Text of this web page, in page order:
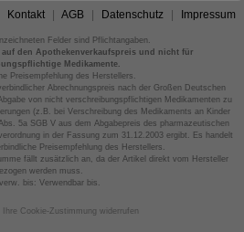
Kontakt AGB Datenschutz Impressum
Felder sind Pflichtangaben.
den Apothekenverkaufspreis und nicht für
Medikamente.
Preisempfehlung des Herstellers.
Abrechnungspreis nach der Großen Deutschen
von nicht verschreibungspflichtigen Medikamenten zu
(z.B. bei Verschreibung des Medikaments an Kinder
5a SGB V aus dem Abgabepreis des pharmazeutischen
in der Fassung zum 31.12.2003 ergibt. Es handelt
Preisempfehlung des Herstellers.
fällt zusätzlich an, da der Artikel direkt vom Hersteller
werden muss.
bis: Verwendbar bis.
Ihre Cookie-Zustimmung widerrufen